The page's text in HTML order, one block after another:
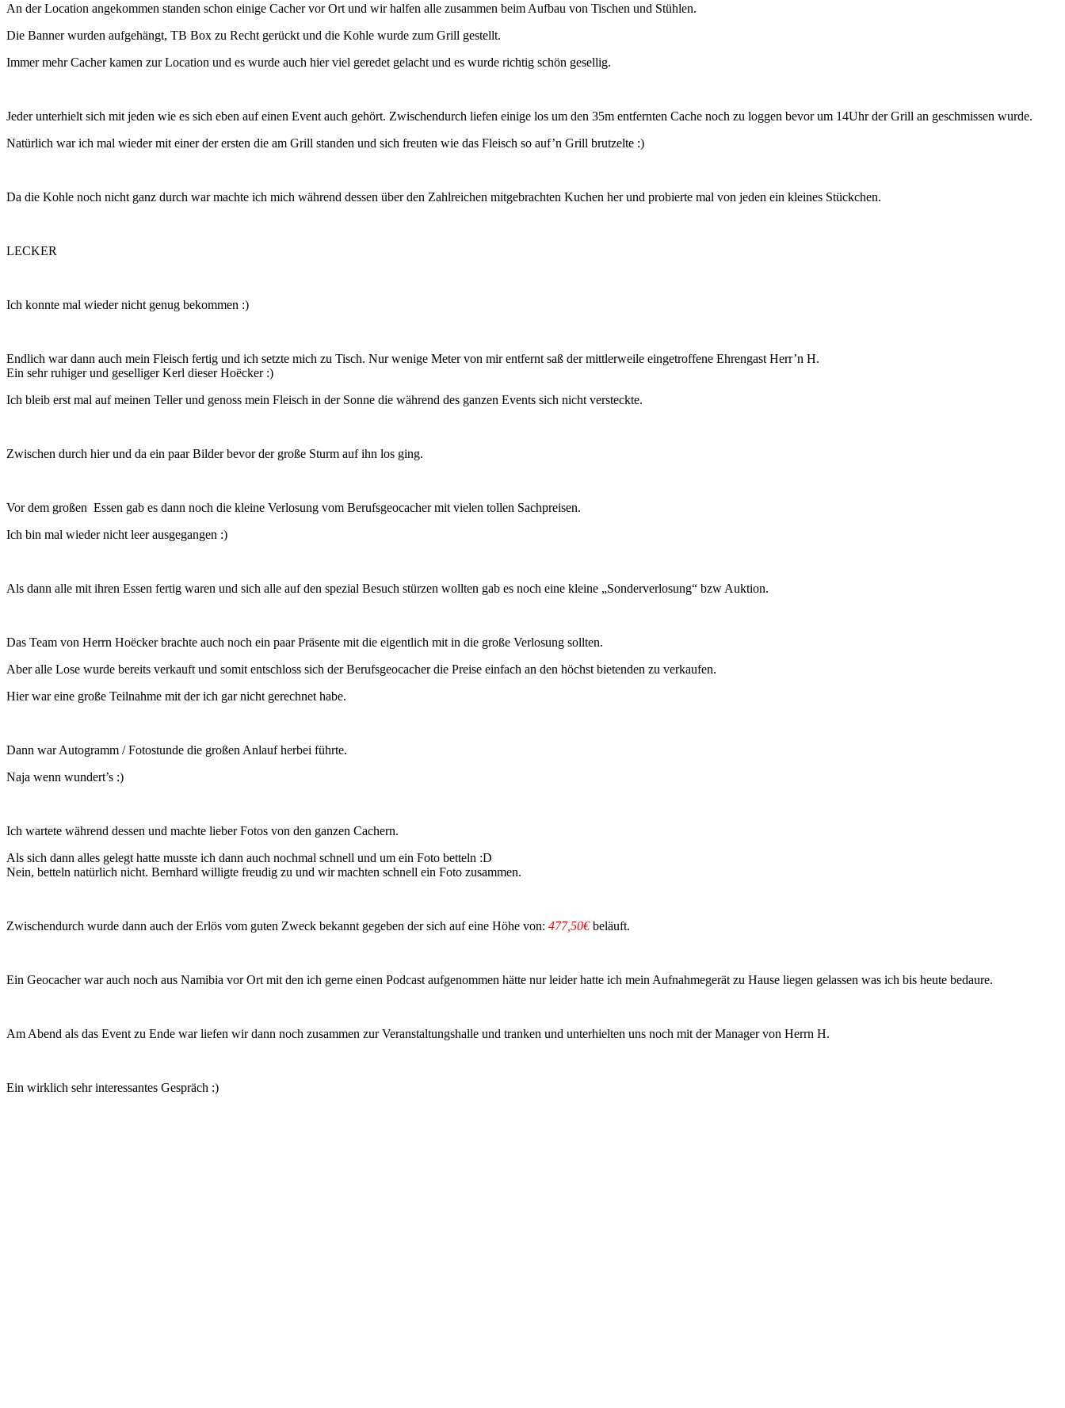
An der Location angekommen standen schon einige Cacher vor Ort und wir halfen alle zusammen beim Aufbau von Tischen und Stühlen.
Die Banner wurden aufgehängt, TB Box zu Recht gerückt und die Kohle wurde zum Grill gestellt.
Immer mehr Cacher kamen zur Location und es wurde auch hier viel geredet gelacht und es wurde richtig schön gesellig.
Jeder unterhielt sich mit jeden wie es sich eben auf einen Event auch gehört. Zwischendurch liefen einige los um den 35m entfernten Cache noch zu loggen bevor um 14Uhr der Grill an geschmissen wurde.
Natürlich war ich mal wieder mit einer der ersten die am Grill standen und sich freuten wie das Fleisch so auf’n Grill brutzelte :)
Da die Kohle noch nicht ganz durch war machte ich mich während dessen über den Zahlreichen mitgebrachten Kuchen her und probierte mal von jeden ein kleines Stückchen.
LECKER
Ich konnte mal wieder nicht genug bekommen :)
Endlich war dann auch mein Fleisch fertig und ich setzte mich zu Tisch. Nur wenige Meter von mir entfernt saß der mittlerweile eingetroffene Ehrengast Herr’n H.
Ein sehr ruhiger und geselliger Kerl dieser Hoëcker :)
Ich bleib erst mal auf meinen Teller und genoss mein Fleisch in der Sonne die während des ganzen Events sich nicht versteckte.
Zwischen durch hier und da ein paar Bilder bevor der große Sturm auf ihn los ging.
Vor dem großen Essen gab es dann noch die kleine Verlosung vom Berufsgeocacher mit vielen tollen Sachpreisen.
Ich bin mal wieder nicht leer ausgegangen :)
Als dann alle mit ihren Essen fertig waren und sich alle auf den spezial Besuch stürzen wollten gab es noch eine kleine „Sonderverlosung“ bzw Auktion.
Das Team von Herrn Hoëcker brachte auch noch ein paar Präsente mit die eigentlich mit in die große Verlosung sollten.
Aber alle Lose wurde bereits verkauft und somit entschloss sich der Berufsgeocacher die Preise einfach an den höchst bietenden zu verkaufen.
Hier war eine große Teilnahme mit der ich gar nicht gerechnet habe.
Dann war Autogramm / Fotostunde die großen Anlauf herbei führte.
Naja wenn wundert’s :)
Ich wartete während dessen und machte lieber Fotos von den ganzen Cachern.
Als sich dann alles gelegt hatte musste ich dann auch nochmal schnell und um ein Foto betteln :D
Nein, betteln natürlich nicht. Bernhard willigte freudig zu und wir machten schnell ein Foto zusammen.
Zwischendurch wurde dann auch der Erlös vom guten Zweck bekannt gegeben der sich auf eine Höhe von: 477,50€beläuft.
Ein Geocacher war auch noch aus Namibia vor Ort mit den ich gerne einen Podcast aufgenommen hätte nur leider hatte ich mein Aufnahmegerät zu Hause liegen gelassen was ich bis heute bedaure.
Am Abend als das Event zu Ende war liefen wir dann noch zusammen zur Veranstaltungshalle und tranken und unterhielten uns noch mit der Manager von Herrn H.
Ein wirklich sehr interessantes Gespräch :)